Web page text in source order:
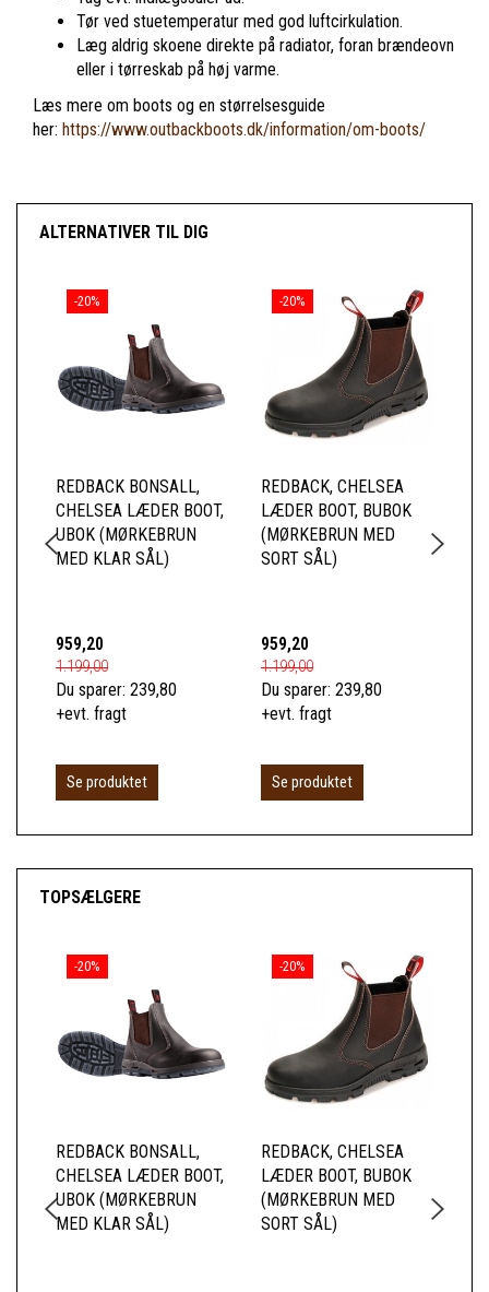
Tør ved stuetemperatur med god luftcirkulation.
Læg aldrig skoene direkte på radiator, foran brændeovn
eller i tørreskab på høj varme.
Læs mere om boots og en størrelsesguide
her: https://www.outbackboots.dk/information/om-boots/
ALTERNATIVER TIL DIG
-20%
REDBACK BONSALL,
CHELSEA LÆDER BOOT,
UBOK (MØRKEBRUN
MED KLAR SÅL)
959,20
1.199,00
Du sparer: 239,80
+evt. fragt
Se produktet
-20%
REDBACK, CHELSEA
LÆDER BOOT, BUBOK
(MØRKEBRUN MED
SORT SÅL)
959,20
1.199,00
Du sparer: 239,80
+evt. fragt
Se produktet
TOPSÆLGERE
-20%
REDBACK BONSALL,
CHELSEA LÆDER BOOT,
UBOK (MØRKEBRUN
MED KLAR SÅL)
-20%
REDBACK, CHELSEA
LÆDER BOOT, BUBOK
(MØRKEBRUN MED
SORT SÅL)